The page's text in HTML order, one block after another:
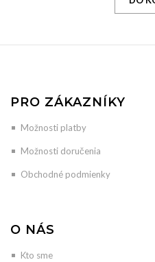
PRO ZÁKAZNÍKY
Možnosti platby
Možnosti doručenia
Obchodné podmienky
O NÁS
Kto sme